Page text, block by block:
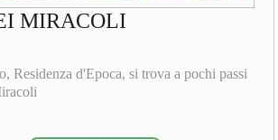
MIRACOLI
Residenza d'Epoca, si trova a pochi passi